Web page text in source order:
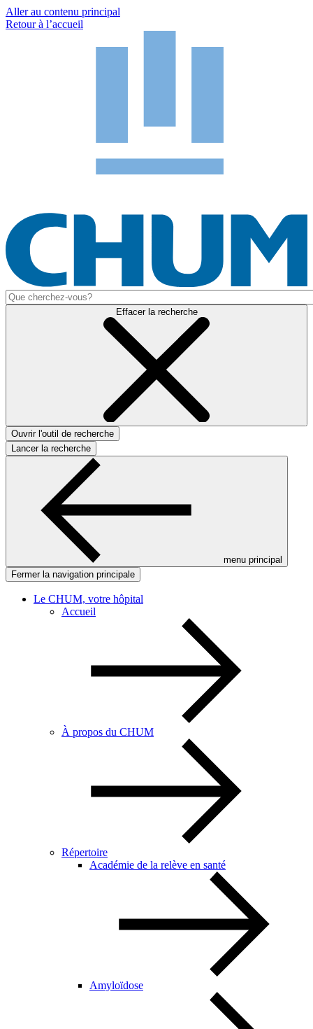
Aller au contenu principal
Retour à l’accueil
Effacer la recherche
Ouvrir l'outil de recherche
Lancer la recherche
menu principal
Fermer la navigation principale
Le CHUM, votre hôpital
Accueil
À propos du CHUM
Répertoire
Académie de la relève en santé
Amyloïdose